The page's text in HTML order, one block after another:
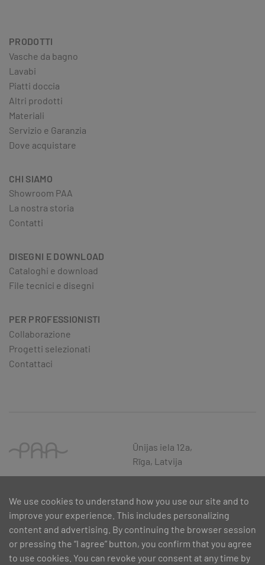
PRODOTTI
Vasche da bagno
Lavabi
Piatti doccia
Altri prodotti
Materiali
Servizio e Garanzia
Dove acquistare
CHI SIAMO
Showroom PAA
La nostra storia
Contatti
DISEGNI E DOWNLOAD
Cataloghi e download
File tecnici e disegni
PER PROFESSIONISTI
Collaborazione
Progetti selezionati
Contattaci
Ūnijas iela 12a,
Rīga, Latvija
We use cookies to understand how you use our site and to
improve your experience. This includes personalizing
content and advertising. By continuing the browser session
or pressing the “I agree” button, you confirm that you agree
to use cookies. You can revoke your consent at any time by